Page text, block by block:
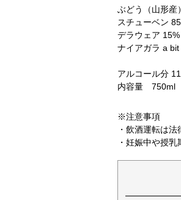
ぶどう（山形産
スチューベン
デラウェア
ナイアガラ a
アルコール分
内容量 750ml
※注意事項
・飲酒運転は
・妊娠中や授